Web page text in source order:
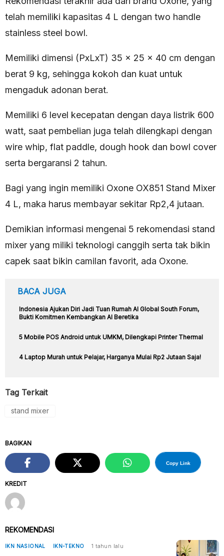
telah memiliki kapasitas 4 L dengan two handle
stainless steel bowl.
Memiliki dimensi (PxLxT) 35 x 25 x 40 cm dengan
berat 9 kg, sehingga kokoh dan kuat untuk
mengaduk adonan berat.
Memiliki 6 level kecepatan dengan daya listrik 600
watt, saat pembelian juga telah dilengkapi dengan
wire whip, flat paddle, dough hook dan bowl cover
serta bergaransi 2 tahun.
Bagi yang ingin memiliki Oxone OX851 Stand Mixer
4 L, maka harus membayar sekitar Rp2,4 jutaan.
Demikian informasi mengenai 5 rekomendasi stand
mixer yang miliki teknologi canggih serta tak bikin
capek saat bikin camilan favorit, ada Oxone.
BACA JUGA
Indonesia Ajukan Diri Jadi Tuan Rumah AI Global South Forum,
Bukti Komitmen Kembangkan AI Beretika
5 Mobile POS Android untuk UMKM, Dilengkapi Printer Thermal
4 Laptop Murah untuk Pelajar, Harganya Mulai Rp2 Jutaan Saja!
Tag Terkait
stand mixer
KREDIT
BAGIKAN
Copy Link
REKOMENDASI
IKN NASIONAL IKN-TEKNO 1 tahun lalu